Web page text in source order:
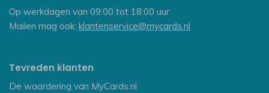
Op werkdagen van 09:00 tot 18:00 uur
Mailen mag ook: klantenservice@mycards.nl
Tevreden klanten
De waardering van MyCards.nl